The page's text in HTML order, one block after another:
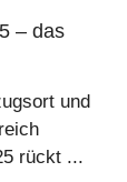
– das
und
rückt ...